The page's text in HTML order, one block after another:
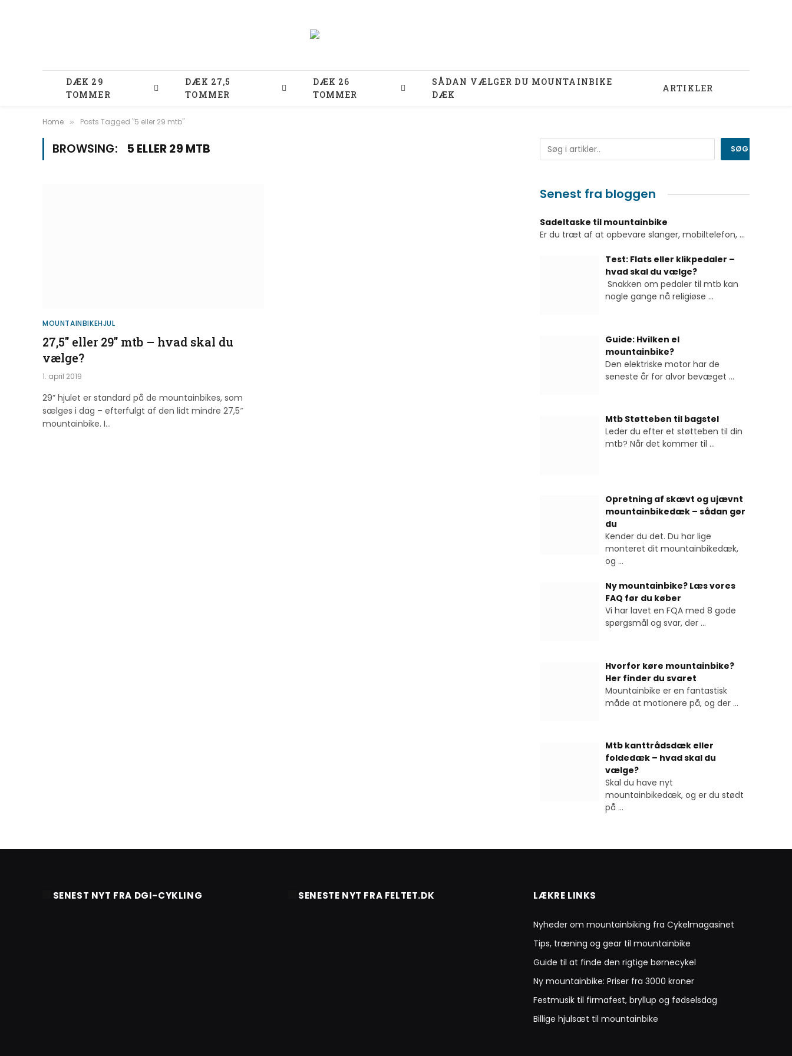
DÆK 29
TOMMER
DÆK 27,5
TOMMER
DÆK 26
TOMMER
SÅDAN VÆLGER DU MOUNTAINBIKE
DÆK
ARTIKLER
Home » Posts Tagged "5 eller 29 mtb"
BROWSING: 5 ELLER 29 MTB
MOUNTAINBIKEHJUL
27,5″ eller 29″ mtb – hvad skal du
vælge?
1. april 2019
29” hjulet er standard på de mountainbikes, som
sælges i dag – efterfulgt af den lidt mindre 27,5″
mountainbike. I…
Søg SØG
Senest fra bloggen
Sadeltaske til mountainbike
Er du træt af at opbevare slanger, mobiltelefon, ...
Test: Flats eller klikpedaler –
hvad skal du vælge?
Snakken om pedaler til mtb kan
nogle gange nå religiøse ...
Guide: Hvilken el
mountainbike?
Den elektriske motor har de
seneste år for alvor bevæget ...
Mtb Støtteben til bagstel
Leder du efter et støtteben til din
mtb? Når det kommer til ...
Opretning af skævt og ujævnt
mountainbikedæk – sådan gør
du
Kender du det. Du har lige
monteret dit mountainbikedæk,
og ...
Ny mountainbike? Læs vores
FAQ før du køber
Vi har lavet en FQA med 8 gode
spørgsmål og svar, der ...
Hvorfor køre mountainbike?
Her finder du svaret
Mountainbike er en fantastisk
måde at motionere på, og der ...
Mtb kanttrådsdæk eller
foldedæk – hvad skal du
vælge?
Skal du have nyt
mountainbikedæk, og er du stødt
på ...
SENEST NYT FRA DGI-CYKLING SENESTE NYT FRA FELTET.DK LÆKRE LINKS
Nyheder om mountainbiking fra Cykelmagasinet
Tips, træning og gear til mountainbike
Guide til at finde den rigtige børnecykel
Ny mountainbike: Priser fra 3000 kroner
Festmusik til firmafest, bryllup og fødselsdag
Billige hjulsæt til mountainbike